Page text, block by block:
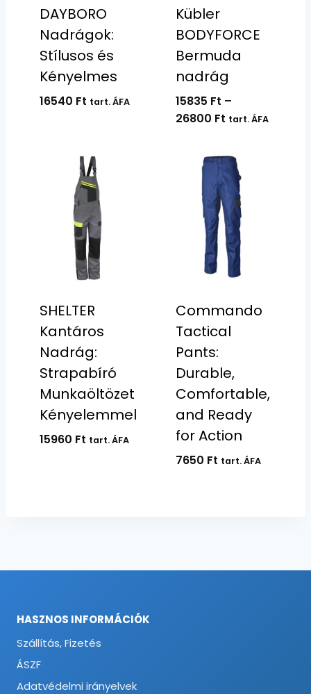
DAYBORO
Nadrágok:
Stílusos és
Kényelmes
16540 Ft tart. ÁFA
Kübler
BODYFORCE
Bermuda
nadrág
15835 Ft –
26800 FtÁrtartomány:
-
26800 Ft
tart. ÁFA
SHELTER
Kantáros
Nadrág:
Strapabíró
Munkaöltözet
Kényelemmel
15960 Ft tart. ÁFA
Commando
Tactical
Pants:
Durable,
Comfortable,
and Ready
for Action
7650 Ft tart. ÁFA
HASZNOS INFORMÁCIÓK
Szállítás, Fizetés
ÁSZF
Adatvédelmi irányelvek